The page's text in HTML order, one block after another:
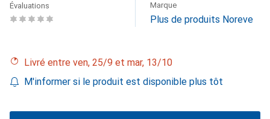
Évaluations Marque
Plus de produits Noreve
Livré entre ven, 25/9 et mar, 13/10
M'informer si le produit est disponible plus tôt